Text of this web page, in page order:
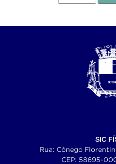
SIC
Rua: Cônego
CEP: 58695-